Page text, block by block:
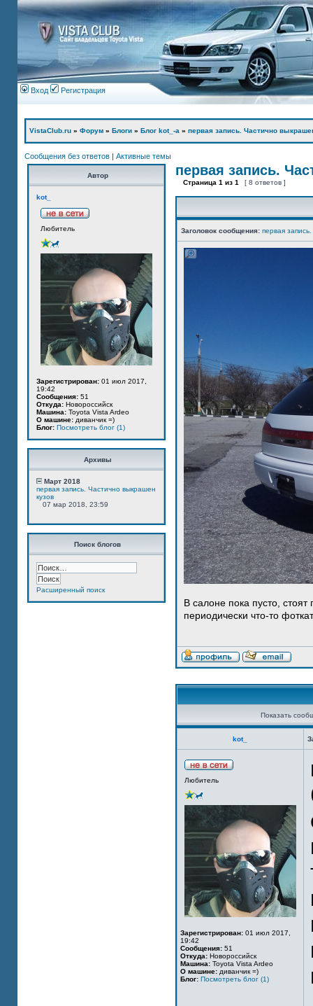
Вход Регистрация
VistaClub.ru » Форум » Блоги » Блог kot_-а » первая запись. Частично
Сообщения без ответов | Активные темы
Автор
kot_
Любитель
Зарегистрирован: 01 июл 2017,
19:42
Сообщения: 51
Откуда: Новороссийск
Машина: Toyota Vista Ardeo
О машине: диванчик =)
Блог: Посмотреть блог (1)
Архивы
Март 2018
первая запись. Частично выкрашен
кузов
07 мар 2018, 23:59
Поиск блогов
Расширенный поиск
первая запись.
Страница 1 из 1 [ 8 ответов ]
Заголовок сообщения: первая
В салоне пока пусто,
периодически что-то
Показать
kot_
Любитель
Зарегистрирован: 01 июл 2017,
19:42
Сообщения: 51
Откуда: Новороссийск
Машина: Toyota Vista Ardeo
О машине: диванчик =)
Блог: Посмотреть блог (1)